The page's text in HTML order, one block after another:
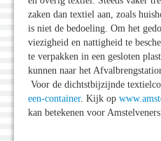
zaken dan textiel aan, zoals
is niet de bedoeling. Om het
viezigheid en nattigheid te
te verpakken in een gesloten
kunnen naar het
Voor de dichtstbijzijnde
een-container. Kijk op
kan betekenen voor